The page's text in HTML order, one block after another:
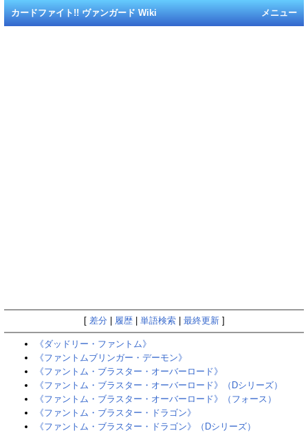
メニュー
カードファイト!! ヴァンガード Wiki
[ 差分 履歴| 単語検索| 最終更新]
《ダッドリー・ファントム》
《ファントムブリンガー・デーモン》
《ファントム・ブラスター・オーバーロード》
《ファントム・ブラスター・オーバーロード》‎（Dシリーズ）‎
《ファントム・ブラスター・オーバーロード》（フォース）
《ファントム・ブラスター・ドラゴン》
《ファントム・ブラスター・ドラゴン》（Dシリーズ）